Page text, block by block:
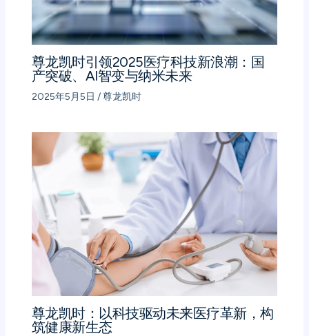
尊龙凯时引领2025医疗科技新浪潮：国
产突破、AI智变与纳米未来
2025年5月5日 /尊龙凯时
尊龙凯时：以科技驱动未来医疗革新，构
筑健康新生态